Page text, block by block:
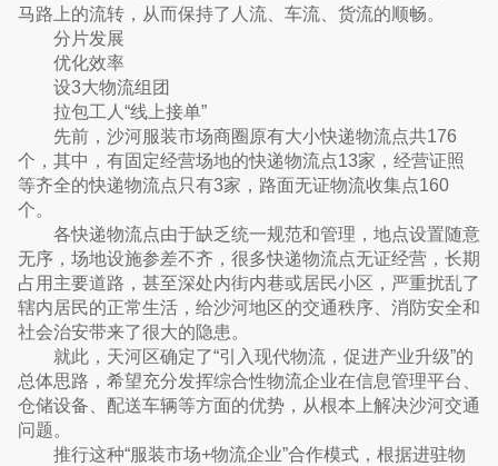
马路上的流转，从而保持了人流、车流、货流的顺畅。
分片发展
优化效率
设3大物流组团
拉包工人“线上接单”
先前，沙河服装市场商圈原有大小快递物流点共176
个，其中，有固定经营场地的快递物流点13家，经营证照
等齐全的快递物流点只有3家，路面无证物流收集点160
个。
各快递物流点由于缺乏统一规范和管理，地点设置随意
无序，场地设施参差不齐，很多快递物流点无证经营，长期
占用主要道路，甚至深处内街内巷或居民小区，严重扰乱了
辖内居民的正常生活，给沙河地区的交通秩序、消防安全和
社会治安带来了很大的隐患。
就此，天河区确定了“引入现代物流，促进产业升级”的
总体思路，希望充分发挥综合性物流企业在信息管理平台、
仓储设备、配送车辆等方面的优势，从根本上解决沙河交通
问题。
推行这种“服装市场+物流企业”合作模式，根据进驻物